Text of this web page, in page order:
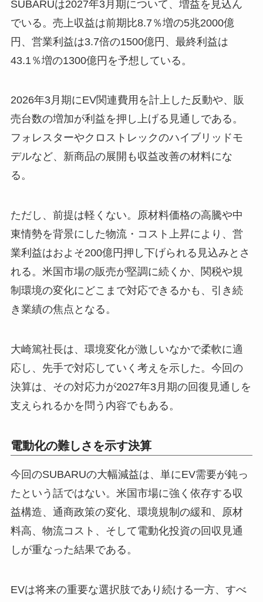
SUBARUは2027年3月期について、増益を見込ん
でいる。売上収益は前期比8.7％増の5兆2000億
円、営業利益は3.7倍の1500億円、最終利益は
43.1％増の1300億円を予想している。
2026年3月期にEV関連費用を計上した反動や、販
売台数の増加が利益を押し上げる見通しである。
フォレスターやクロストレックのハイブリッドモ
デルなど、新商品の展開も収益改善の材料にな
る。
ただし、前提は軽くない。原材料価格の高騰や中
東情勢を背景にした物流・コスト上昇により、営
業利益はおよそ200億円押し下げられる見込みとさ
れる。米国市場の販売が堅調に続くか、関税や規
制環境の変化にどこまで対応できるかも、引き続
き業績の焦点となる。
大崎篤社長は、環境変化が激しいなかで柔軟に適
応し、先手で対応していく考えを示した。今回の
決算は、その対応力が2027年3月期の回復見通しを
支えられるかを問う内容でもある。
電動化の難しさを示す決算
今回のSUBARUの大幅減益は、単にEV需要が鈍っ
たという話ではない。米国市場に強く依存する収
益構造、通商政策の変化、環境規制の緩和、原材
料高、物流コスト、そして電動化投資の回収見通
しが重なった結果である。
EVは将来の重要な選択肢であり続ける一方、すべ